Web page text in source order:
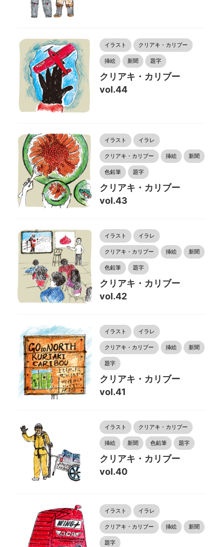
イラスト クリアキ・カリブー
挿絵 新聞 題字
クリアキ・カリブー
vol.44
イラスト イラレ
クリアキ・カリブー 挿絵 新聞
色鉛筆 題字
クリアキ・カリブー
vol.43
イラスト イラレ
クリアキ・カリブー 挿絵 新聞
色鉛筆 題字
クリアキ・カリブー
vol.42
イラスト イラレ
クリアキ・カリブー 挿絵 新聞
題字
クリアキ・カリブー
vol.41
イラスト クリアキ・カリブー
挿絵 新聞 色鉛筆 題字
クリアキ・カリブー
vol.40
イラスト イラレ
クリアキ・カリブー 挿絵 新聞
題字